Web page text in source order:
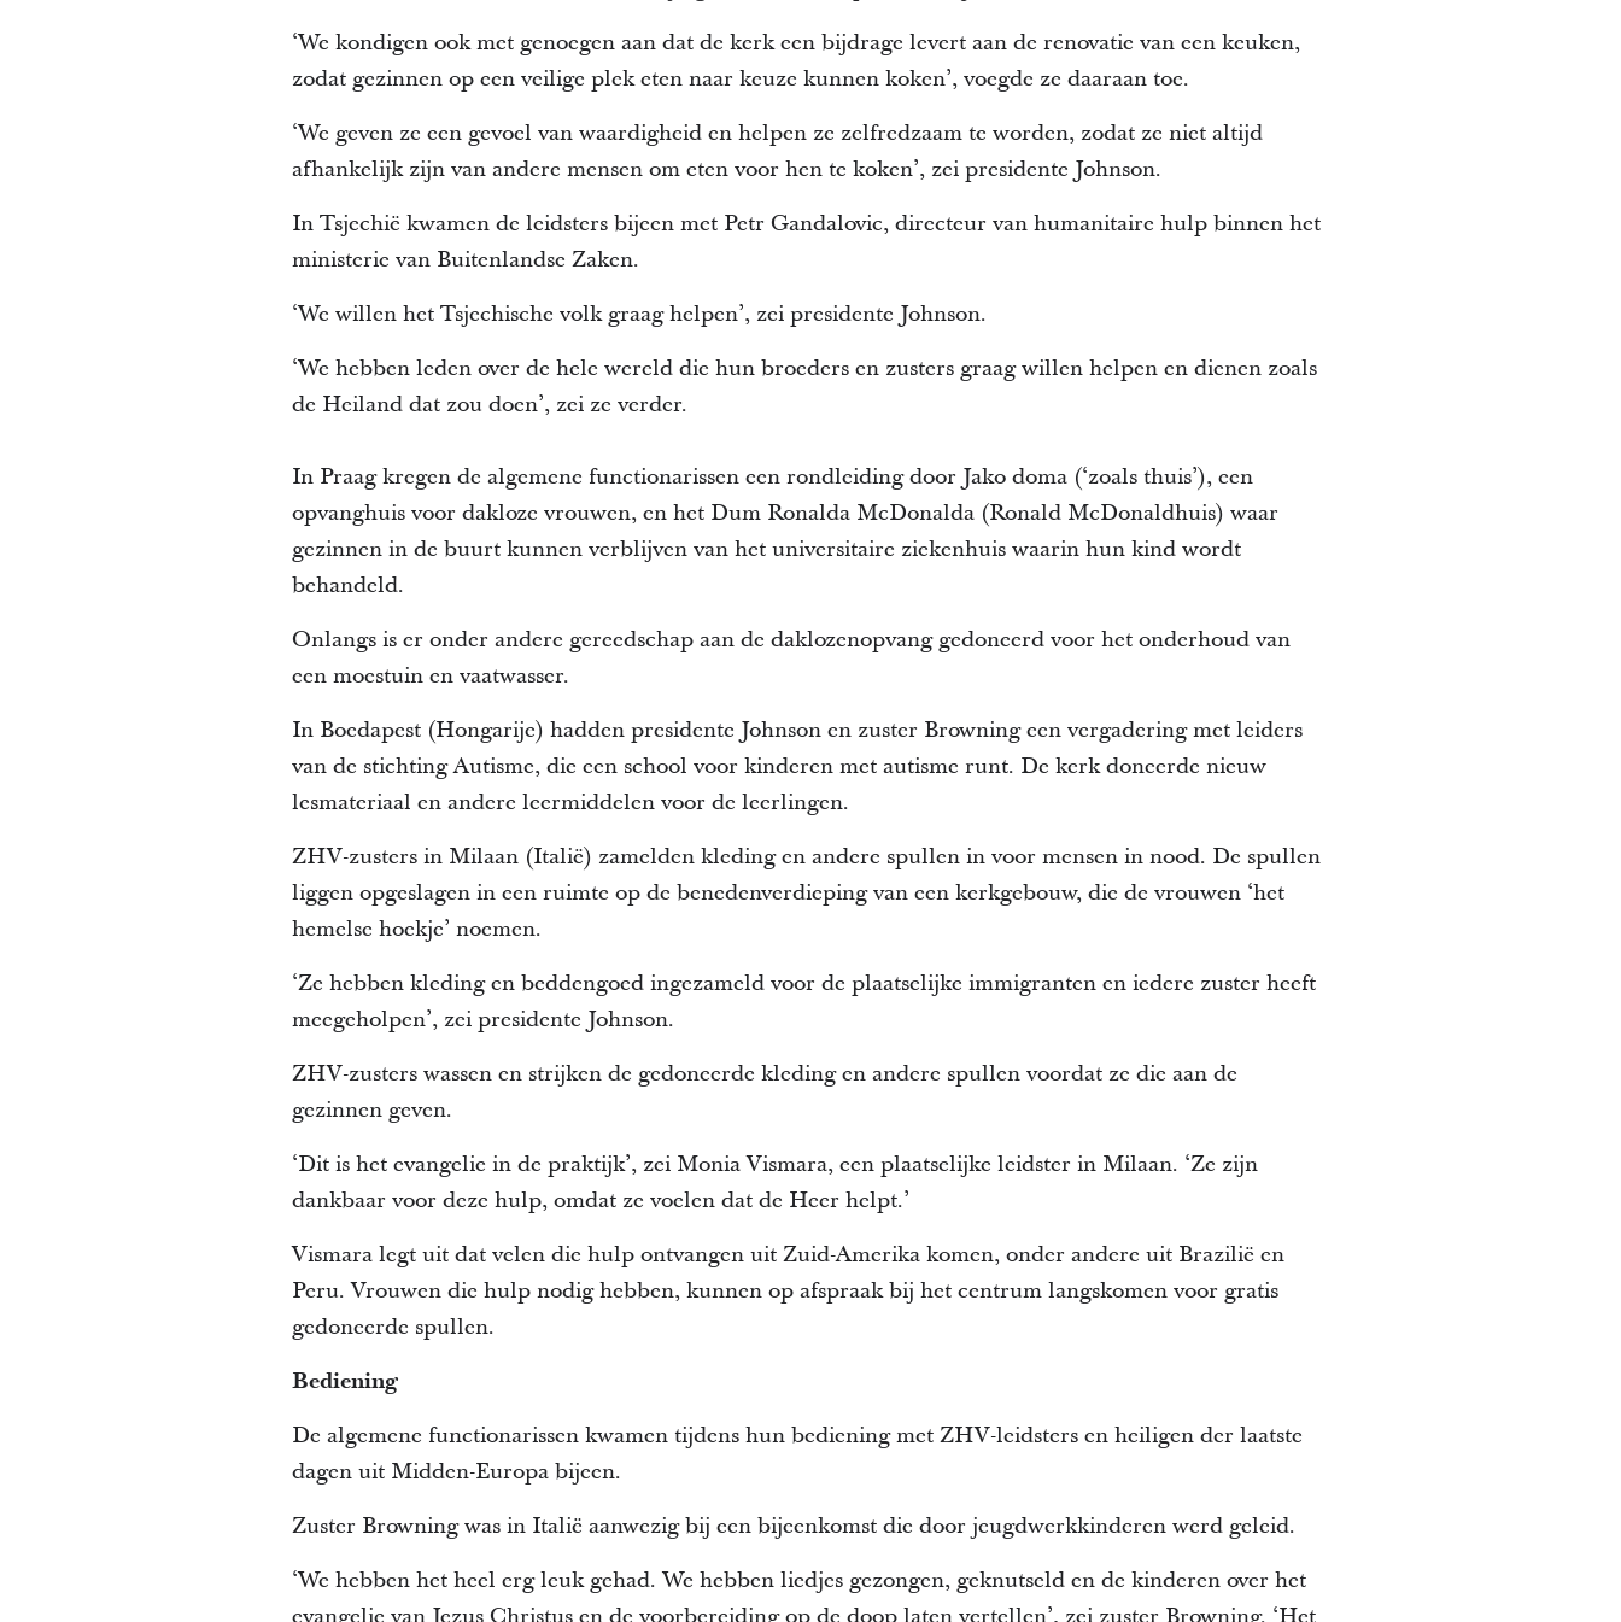
‘We kondigen ook met genoegen aan dat de kerk een bijdrage levert aan de renovatie van een keuken,
zodat gezinnen op een veilige plek eten naar keuze kunnen koken’, voegde ze daaraan toe.
‘We geven ze een gevoel van waardigheid en helpen ze zelfredzaam te worden, zodat ze niet altijd
afhankelijk zijn van andere mensen om eten voor hen te koken’, zei presidente Johnson.
In Tsjechië kwamen de leidsters bijeen met Petr Gandalovic, directeur van humanitaire hulp binnen het
ministerie van Buitenlandse Zaken.
‘We willen het Tsjechische volk graag helpen’, zei presidente Johnson.
‘We hebben leden over de hele wereld die hun broeders en zusters graag willen helpen en dienen zoals
de Heiland dat zou doen’, zei ze verder.
In Praag kregen de algemene functionarissen een rondleiding door Jako doma (‘zoals thuis’), een
opvanghuis voor dakloze vrouwen, en het Dum Ronalda McDonalda (Ronald McDonaldhuis) waar
gezinnen in de buurt kunnen verblijven van het universitaire ziekenhuis waarin hun kind wordt
behandeld.
Onlangs is er onder andere gereedschap aan de daklozenopvang gedoneerd voor het onderhoud van
een moestuin en vaatwasser.
In Boedapest (Hongarije) hadden presidente Johnson en zuster Browning een vergadering met leiders
van de stichting Autisme, die een school voor kinderen met autisme runt. De kerk doneerde nieuw
lesmateriaal en andere leermiddelen voor de leerlingen.
ZHV-zusters in Milaan (Italië) zamelden kleding en andere spullen in voor mensen in nood. De spullen
liggen opgeslagen in een ruimte op de benedenverdieping van een kerkgebouw, die de vrouwen ‘het
hemelse hoekje’ noemen.
‘Ze hebben kleding en beddengoed ingezameld voor de plaatselijke immigranten en iedere zuster heeft
meegeholpen’, zei presidente Johnson.
ZHV-zusters wassen en strijken de gedoneerde kleding en andere spullen voordat ze die aan de
gezinnen geven.
‘Dit is het evangelie in de praktijk’, zei Monia Vismara, een plaatselijke leidster in Milaan. ‘Ze zijn
dankbaar voor deze hulp, omdat ze voelen dat de Heer helpt.’
Vismara legt uit dat velen die hulp ontvangen uit Zuid-Amerika komen, onder andere uit Brazilië en
Peru. Vrouwen die hulp nodig hebben, kunnen op afspraak bij het centrum langskomen voor gratis
gedoneerde spullen.
Bediening
De algemene functionarissen kwamen tijdens hun bediening met ZHV-leidsters en heiligen der laatste
dagen uit Midden-Europa bijeen.
Zuster Browning was in Italië aanwezig bij een bijeenkomst die door jeugdwerkkinderen werd geleid.
‘We hebben het heel erg leuk gehad. We hebben liedjes gezongen, geknutseld en de kinderen over het